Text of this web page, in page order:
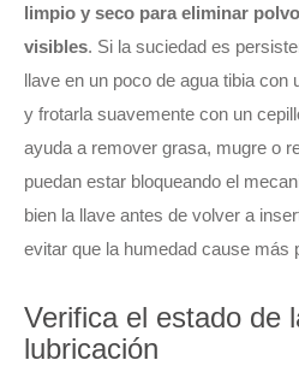
limpio y seco para eliminar
visibles. Si la suciedad es
llave en un poco de agua tibia con
y frotarla suavemente con un
ayuda a remover grasa, mugre o
puedan estar bloqueando el
bien la llave antes de volver a
evitar que la humedad cause más
Verifica el estado de
lubricación